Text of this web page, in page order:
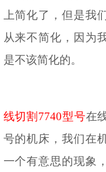
上简化了，但是我
从来不简化，因为
是不该简化的。
线切割 7740型号在
号的机床，我们在
一个有意思的现象